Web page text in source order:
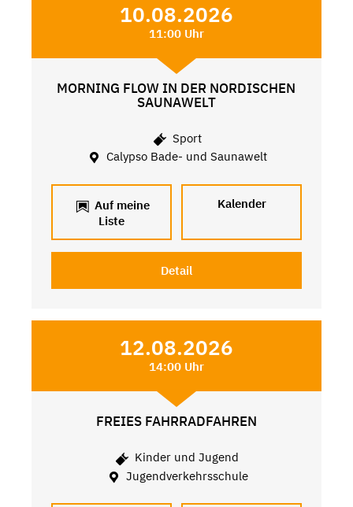
10.08.2026
11:00 Uhr
MORNING FLOW IN DER NORDISCHEN
SAUNAWELT
Sport
Calypso Bade- und Saunawelt
Auf meine
Liste
Kalender
Detail
12.08.2026
14:00 Uhr
FREIES FAHRRADFAHREN
Kinder und Jugend
Jugendverkehrsschule